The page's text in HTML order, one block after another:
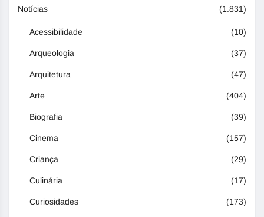
Notícias (1.831)
Acessibilidade (10)
Arqueologia (37)
Arquitetura (47)
Arte (404)
Biografia (39)
Cinema (157)
Criança (29)
Culinária (17)
Curiosidades (173)